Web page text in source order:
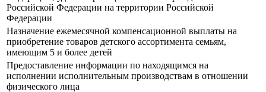
Российской Федерации на территории Российской
Федерации
Назначение ежемесячной компенсационной выплаты на
приобретение товаров детского ассортимента семьям,
имеющим 5 и более детей
Предоставление информации по находящимся на
исполнении исполнительным производствам в отношении
физического лица